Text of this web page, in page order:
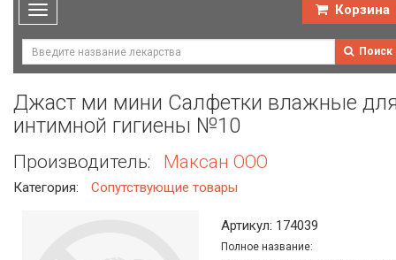
Toggle
navigation
Корзина
Поиск
Джаст ми мини Салфетки влажные
интимной гигиены №10
Производитель: Максан ООО
Категория: Сопутствующие товары
Артикул: 174039
Полное название: